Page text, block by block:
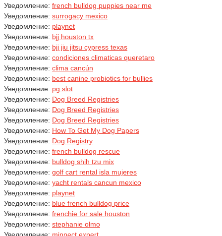
Уведомление: french bulldog puppies near me
Уведомление: surrogacy mexico
Уведомление: playnet
Уведомление: bjj houston tx
Уведомление: bjj jiu jitsu cypress texas
Уведомление: condiciones climaticas queretaro
Уведомление: clima cancún
Уведомление: best canine probiotics for bullies
Уведомление: pg slot
Уведомление: Dog Breed Registries
Уведомление: Dog Breed Registries
Уведомление: Dog Breed Registries
Уведомление: How To Get My Dog Papers
Уведомление: Dog Registry
Уведомление: french bulldog rescue
Уведомление: bulldog shih tzu mix
Уведомление: golf cart rental isla mujeres
Уведомление: yacht rentals cancun mexico
Уведомление: playnet
Уведомление: blue french bulldog price
Уведомление: frenchie for sale houston
Уведомление: stephanie olmo